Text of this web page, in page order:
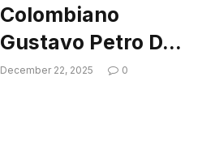
Colombiano
Gustavo Petro D…
December 22, 2025 0